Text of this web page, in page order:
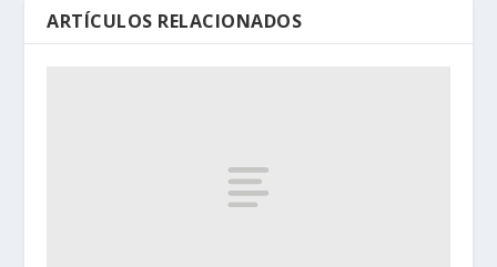
ARTÍCULOS RELACIONADOS